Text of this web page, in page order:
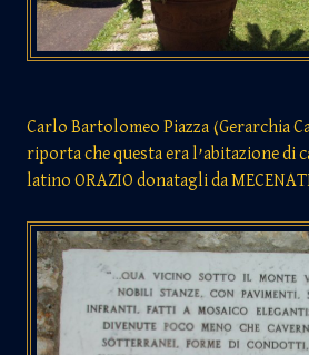
Carlo Bartolomeo Piazza (Gerarchia
riporta che questa era l’abitazione di
latino ORAZIO donatagli da